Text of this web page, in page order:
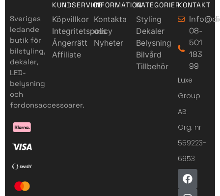
Sveriges
ledande
butik för
bilstyling,
dekaler,
LED-
belysning
och
fordonsaccessoarer.
KUNDSERVICE
Köpvillkor
Integritetspolicy
Ångerrätt
Affiliate
INFORMATION
Kontakta
oss
Nyheter
KATEGORIER
Styling
Dekaler
Belysning
Bilvård
Tillbehör
KONTAKT
08-
501
183
99
Luxe
Group
AB
Org. nr
559223-
6953